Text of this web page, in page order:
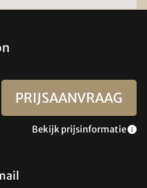
PRIJSAANVRAAG
Bekijk prijsinformatie